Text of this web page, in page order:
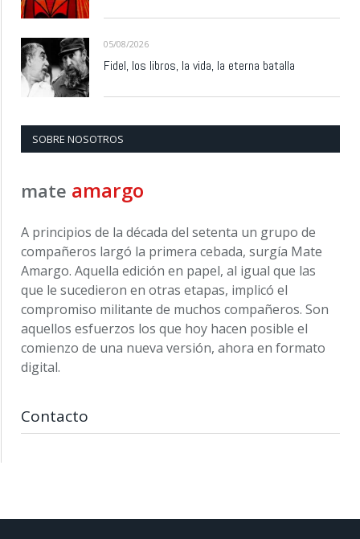
05/08/2026
Fidel, los libros, la vida, la eterna batalla
SOBRE NOSOTROS
mate amargo
A principios de la década del setenta un grupo de
compañeros largó la primera cebada, surgía Mate
Amargo. Aquella edición en papel, al igual que las
que le sucedieron en otras etapas, implicó el
compromiso militante de muchos compañeros. Son
aquellos esfuerzos los que hoy hacen posible el
comienzo de una nueva versión, ahora en formato
digital.
Contacto